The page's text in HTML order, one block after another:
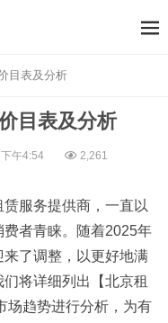
目表及分析
目表及分析
午4:54 2,261
赁服务提供商，一直以
者青睐。随着2025年
了调整，以更好地满
将详细列出【北京租
场趋势进行分析，为有